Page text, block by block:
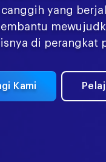
canggih yang
di perangkat
Kami